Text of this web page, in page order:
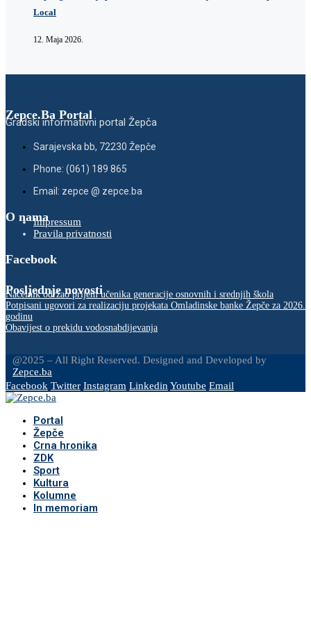
Local
12. Maja 2026.
Zepce.Ba Portal
Gradski informativni portal Žepča
Sarajevska bb, 72230 Žepče
Phone: (061) 189 865
Email: zepce @ zepce.ba
O namaImpressum
Pravila privatnosti
Facebook
Posljednje novosti
Načelnik održao prijem učenika generacije osnovnih i srednjih škola
Potpisani ugovori za realizaciju projekata Omladinske banke Žepče za 2026.
godinu
Obavijest o prekidu vodosnabdijevanja
@2025 – All Right Reserved. Designed and Developed by
Zepce.ba
Facebook Twitter Instagram LinkedinYoutube Email
Portal
Žepče
Crna hronika
ZDK
Sport
Kultura
Kolumne
In memoriam